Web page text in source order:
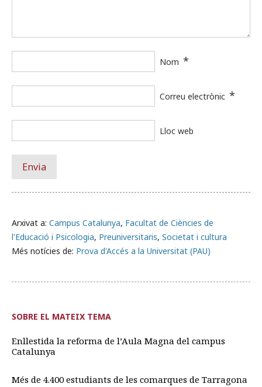
Arxivat a: Campus Catalunya, Facultat de Ciències de
l'Educació i Psicologia, Preuniversitaris, Societat i cultura
Més notícies de: Prova d'Accés a la Universitat (PAU)
Nom *
Correu electrònic *
Lloc web
SOBRE EL MATEIX TEMA
Enllestida la reforma de l’Aula Magna del campus
Catalunya
Més de 4.400 estudiants de les comarques de Tarragona